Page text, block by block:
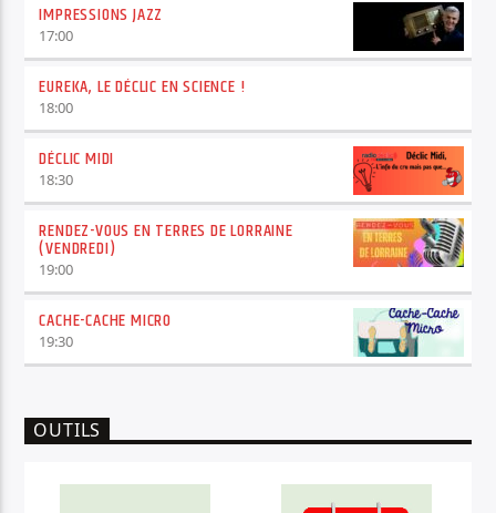
IMPRESSIONS JAZZ
17:00
EUREKA, LE DÉCLIC EN SCIENCE !
18:00
DÉCLIC MIDI
18:30
RENDEZ-VOUS EN TERRES DE LORRAINE
(VENDREDI)
19:00
CACHE-CACHE MICRO
19:30
OUTILS